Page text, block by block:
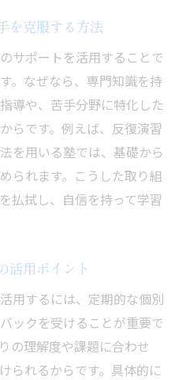
を克服する方法
サポートを活用することで
。なぜなら、専門知識を持
導や、苦手分野に特化した
らです。例えば、反復演習
を用いる塾では、基礎から
られます。こうした取り組
払拭し、自信を持って学習
活用ポイント
用するには、定期的な個別
ックを受けることが重要で
の理解度や課題に合わせ
られるからです。具体的に